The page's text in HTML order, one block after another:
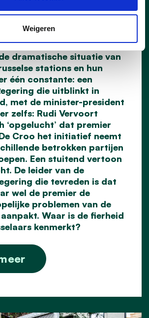
Weigeren
Brusselse
van de drugsepidemie in
dramatische situatie van
stations en hun
één constante: een
die uitblinkt in
met de minister-president
zelfs: Rudi Vervoort
‘opgelucht’ dat premier
Croo het initiatief neemt
betrokken partijen
Een stuitend vertoon
De leider van de
die tevreden is dat
wel de premier de
problemen van de
Waar is de fierheid
kenmerkt?